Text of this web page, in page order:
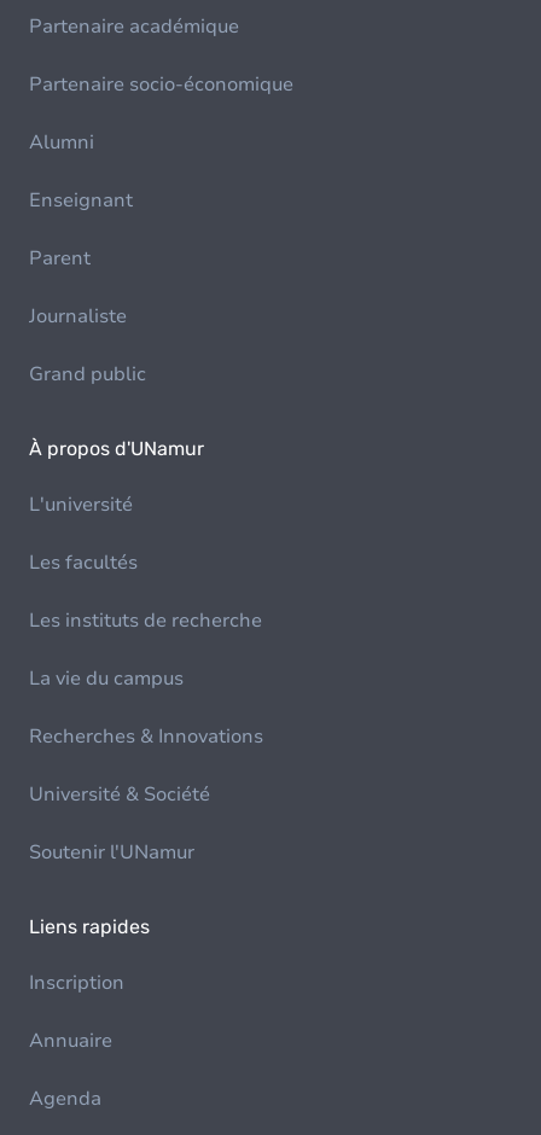
Partenaire académique
Partenaire socio-économique
Alumni
Enseignant
Parent
Journaliste
Grand public
À propos d'UNamur
L'université
Les facultés
Les instituts de recherche
La vie du campus
Recherches & Innovations
Université & Société
Soutenir l'UNamur
Liens rapides
Inscription
Annuaire
Agenda